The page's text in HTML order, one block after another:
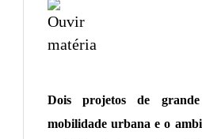
Dois projetos de
mobilidade urbana e o